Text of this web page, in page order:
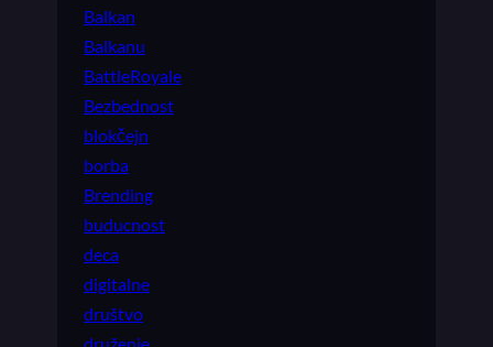
Balkan
Balkanu
BattleRoyale
Bezbednost
blokčejn
borba
Brending
buducnost
deca
digitalne
društvo